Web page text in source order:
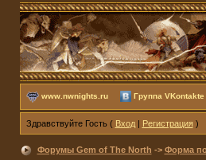
www.nwnights.ru Группа VKontakte
Здравствуйте Гость ( Вход| Регистрация)
Форумы Gem of The North -> Форма